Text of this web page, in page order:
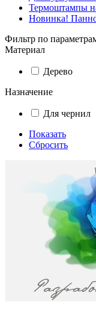
Термоштампы
Новинка!
Фильтр по
Материал
Дерево
Назначение
Для чернил
Показать
Сбросить